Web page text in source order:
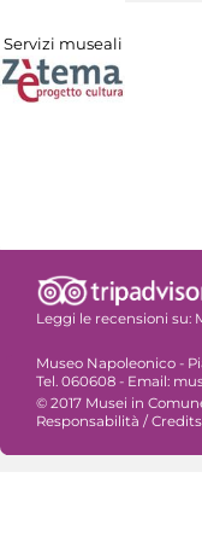
Servizi museali
Leggi le recensioni su:
Museo Napoleonico -
Tel. 060608 - Email:
© 2017 Musei in
Responsabilità / Credits